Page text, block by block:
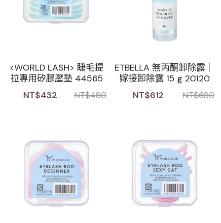
<WORLD LASH> 睫毛提
拉專用矽膠壓墊 44565
NT$432
NT$480
ETBELLA 無丙酮卸除露｜
嫁接卸除露 15 g 20120
NT$612
NT$680